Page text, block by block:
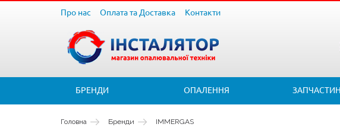
Про нас Оплата та Доставка Контакти
БРЕНДИ ОПАЛЕННЯ
Головна Бренди IMMERGAS